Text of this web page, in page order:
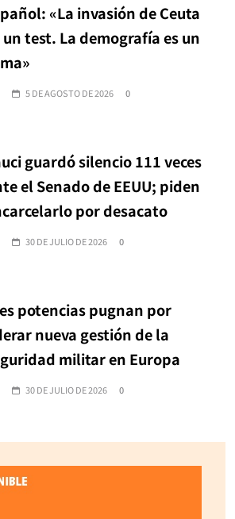
«La invasión de Ceuta
un test. La demografía es un
5 DE AGOSTO DE 2026 0
guardó silencio 111 veces
el Senado de EEUU; piden
por desacato
30 DE JULIO DE 2026 0
potencias pugnan por
nueva gestión de la
militar en Europa
30 DE JULIO DE 2026 0